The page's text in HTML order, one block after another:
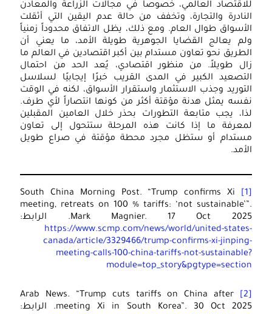
للاقتصاد العالمي، خصوصاً في مجالات الزراعة والمعادن
النادرة والتجارة، وتخفف من حالة عدم اليقين التي أثقلت
الأسواق طوال العام. ومع ذلك، يظل الاتفاق محدوداً زمنياً
ولم يعالج القضايا الجوهرية طويلة الأمد، ما يعني أن
الطريق نحو تعاون مستدام بين أكبر اقتصادين في العالم ما
زال طويلاً. من منظور اقتصادي، يُعد الحد من احتمال
التصعيد الكبير في المدى القريب خبرًا إيجابيًا لسلاسل
التوريد وجذب الاستثمار واستقرار الأسواق، لكنه في الوقت
نفسه يمثل هدنة مؤقتة أكثر من كونها انتصاراً لأي طرف.
لذا، يجب متابعة التطورات بحذر خلال العامين المقبلين
لمعرفة ما إذا كانت هذه المرحلة ستتحول إلى تعاون
مستدام أو ستظل مجرد محطة مؤقتة في صراع طويل
الأمد.
South China Morning Post. “Trump confirms Xi
meeting, retreats on 100 % tariffs: ‘not sustainable’”.
Mark Magnier. 17 Oct 2025. الرابط:
https://www.scmp.com/news/world/united-states-
canada/article/3329466/trump-confirms-xi-jinping-
meeting-calls-100-china-tariffs-not-sustainable?
module=top_story&pgtype=section
Arab News. “Trump cuts tariffs on China after
meeting Xi in South Korea”. 30 Oct 2025. الرابط: